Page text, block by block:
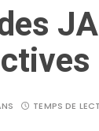
TEMPS DE